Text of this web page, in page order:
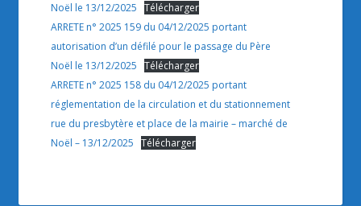
Noël le 13/12/2025 Télécharger
ARRETE n° 2025 159 du 04/12/2025 portant
autorisation d’un défilé pour le passage du Père
Noël le 13/12/2025 Télécharger
ARRETE n° 2025 158 du 04/12/2025 portant
réglementation de la circulation et du stationnement
rue du presbytère et place de la mairie – marché de
Noël – 13/12/2025 Télécharger